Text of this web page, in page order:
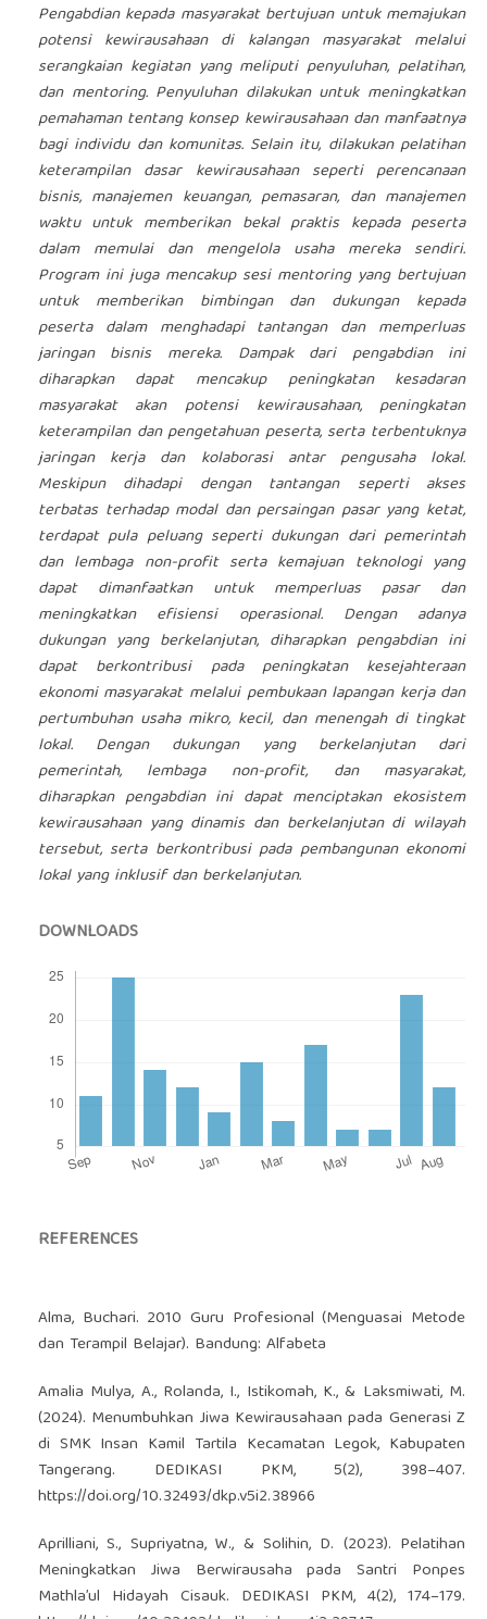
Pengabdian kepada masyarakat bertujuan untuk memajukan
potensi kewirausahaan di kalangan masyarakat melalui
serangkaian kegiatan yang meliputi penyuluhan, pelatihan,
dan mentoring. Penyuluhan dilakukan untuk meningkatkan
pemahaman tentang konsep kewirausahaan dan manfaatnya
bagi individu dan komunitas. Selain itu, dilakukan pelatihan
keterampilan dasar kewirausahaan seperti perencanaan
bisnis, manajemen keuangan, pemasaran, dan manajemen
waktu untuk memberikan bekal praktis kepada peserta
dalam memulai dan mengelola usaha mereka sendiri.
Program ini juga mencakup sesi mentoring yang bertujuan
untuk memberikan bimbingan dan dukungan kepada
peserta dalam menghadapi tantangan dan memperluas
jaringan bisnis mereka. Dampak dari pengabdian ini
diharapkan dapat mencakup peningkatan kesadaran
masyarakat akan potensi kewirausahaan, peningkatan
keterampilan dan pengetahuan peserta, serta terbentuknya
jaringan kerja dan kolaborasi antar pengusaha lokal.
Meskipun dihadapi dengan tantangan seperti akses
terbatas terhadap modal dan persaingan pasar yang ketat,
terdapat pula peluang seperti dukungan dari pemerintah
dan lembaga non-profit serta kemajuan teknologi yang
dapat dimanfaatkan untuk memperluas pasar dan
meningkatkan efisiensi operasional. Dengan adanya
dukungan yang berkelanjutan, diharapkan pengabdian ini
dapat berkontribusi pada peningkatan kesejahteraan
ekonomi masyarakat melalui pembukaan lapangan kerja dan
pertumbuhan usaha mikro, kecil, dan menengah di tingkat
lokal. Dengan dukungan yang berkelanjutan dari
pemerintah, lembaga non-profit, dan masyarakat,
diharapkan pengabdian ini dapat menciptakan ekosistem
kewirausahaan yang dinamis dan berkelanjutan di wilayah
tersebut, serta berkontribusi pada pembangunan ekonomi
lokal yang inklusif dan berkelanjutan.
DOWNLOADS
REFERENCES
Alma, Buchari. 2010 Guru Profesional (Menguasai Metode
dan Terampil Belajar). Bandung: Alfabeta
Amalia Mulya, A., Rolanda, I., Istikomah, K., & Laksmiwati, M.
(2024). Menumbuhkan Jiwa Kewirausahaan pada Generasi Z
di SMK Insan Kamil Tartila Kecamatan Legok, Kabupaten
Tangerang. DEDIKASI PKM, 5(2), 398–407.
https://doi.org/10.32493/dkp.v5i2.38966
Aprilliani, S., Supriyatna, W., & Solihin, D. (2023). Pelatihan
Meningkatkan Jiwa Berwirausaha pada Santri Ponpes
Mathla’ul Hidayah Cisauk. DEDIKASI PKM, 4(2), 174–179.